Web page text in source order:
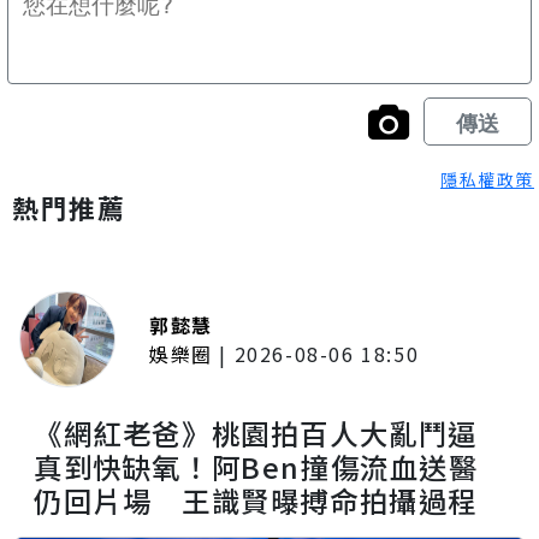
隱私權政策
熱門推薦
郭懿慧
娛樂圈 | 2026-08-06 18:50
《網紅老爸》桃園拍百人大亂鬥逼
真到快缺氧！阿Ben撞傷流血送醫
仍回片場 王識賢曝搏命拍攝過程